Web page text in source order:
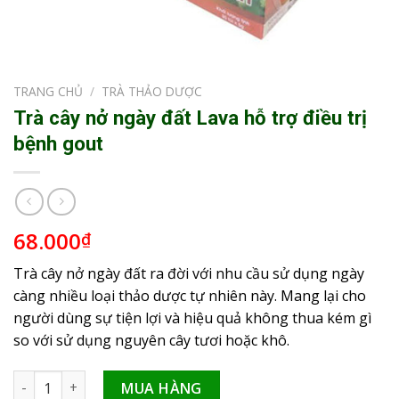
TRANG CHỦ / TRÀ THẢO DƯỢC
Trà cây nở ngày đất Lava hỗ trợ điều trị
bệnh gout
68.000₫
Trà cây nở ngày đất ra đời với nhu cầu sử dụng ngày
càng nhiều loại thảo dược tự nhiên này. Mang lại cho
người dùng sự tiện lợi và hiệu quả không thua kém gì
so với sử dụng nguyên cây tươi hoặc khô.
Trà cây nở ngày đất Lava hỗ trợ điều trị bệnh gout số lượng
MUA HÀNG